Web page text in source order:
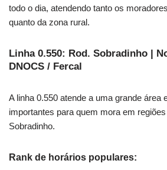
todo o dia, atendendo tanto os
quanto da zona rural.
Linha 0.550: Rod. Sobradinho |
DNOCS / Fercal
A linha 0.550 atende a uma grande área
importantes para quem mora em
Sobradinho.
Rank de horários populares: